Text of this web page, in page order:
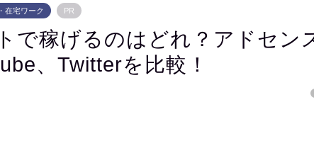
在宅ワーク PR
で稼げるのはどれ？アドセン
、Twitterを比較！